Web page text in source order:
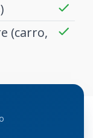
(carro,